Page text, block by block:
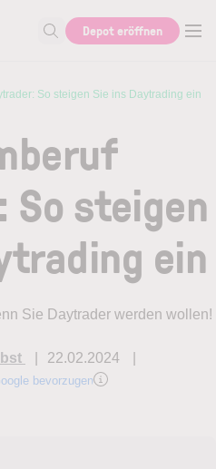
Suche nach Aktie, Autor...
Depot eröffnen
So steigen Sie ins Daytrading ein
So steigen
ein
Sie Daytrader werden wollen!
22.02.2024
bevorzugen